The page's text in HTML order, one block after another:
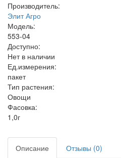
Производитель:
Элит Агро
Модель:
553-04
Доступно:
Нет в наличии
Ед.измерения:
пакет
Тип растения:
Овощи
Фасовка:
1,0г
Описание
Отзывы (0)